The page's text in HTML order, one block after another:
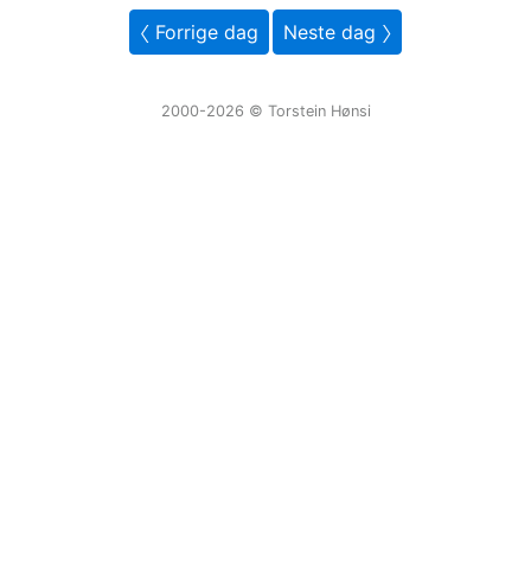
〈 Forrige dag Neste dag 〉
2000-2026 ©️ Torstein Hønsi